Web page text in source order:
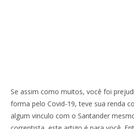
Se assim como muitos, você foi
forma pelo Covid-19, teve sua renda
algum vinculo com o Santander